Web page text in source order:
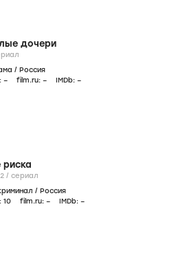
дочери
/ Россия
– film.ru: – IMDb: –
риска
/ сериал
/ Россия
10 film.ru: – IMDb: –